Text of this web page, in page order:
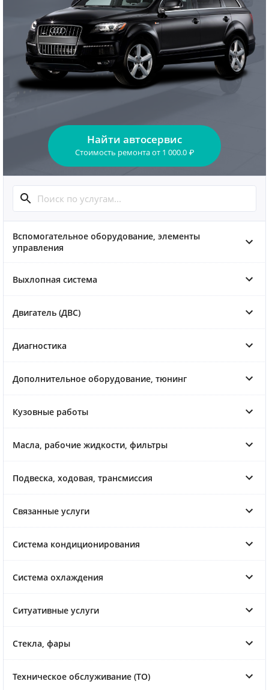
Найти автосервис
Стоимость ремонтаот 1 000.0 ₽
Вспомогательное оборудование, элементы
управления
Выхлопная система
Двигатель (ДВС)
Диагностика
Дополнительное оборудование, тюнинг
Кузовные работы
Масла, рабочие жидкости, фильтры
Подвеска, ходовая, трансмиссия
Связанные услуги
Система кондиционирования
Система охлаждения
Ситуативные услуги
Стекла, фары
Техническое обслуживание (ТО)